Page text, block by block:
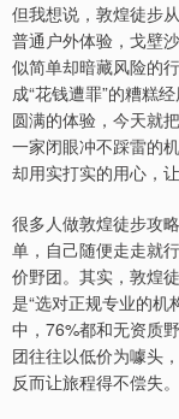
但我想说，敦煌徒步
普通户外体验，戈壁
似简单却暗藏风险的
成“花钱遭罪”的糟糕
圆满的体验，今天就
一家闭眼冲不踩雷的
却用实打实的用心，
很多人做敦煌徒步攻
单，自己随便走走就
价野团。其实，敦煌
是“选对正规专业的机
中，76%都和无资质
团往往以低价为噱头
反而让旅程得不偿失。